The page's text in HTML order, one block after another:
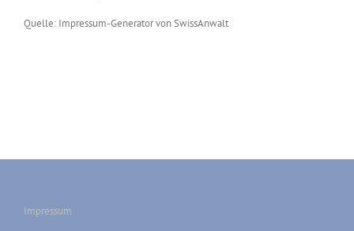
Quelle: Impressum-Generator von SwissAnwalt
Impressum